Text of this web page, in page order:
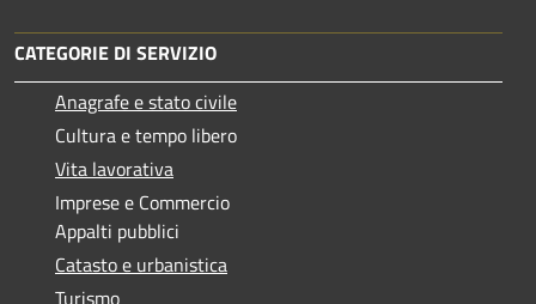
CATEGORIE DI SERVIZIO
Anagrafe e stato civile
Cultura e tempo libero
Vita lavorativa
Imprese e Commercio
Appalti pubblici
Catasto e urbanistica
Turismo